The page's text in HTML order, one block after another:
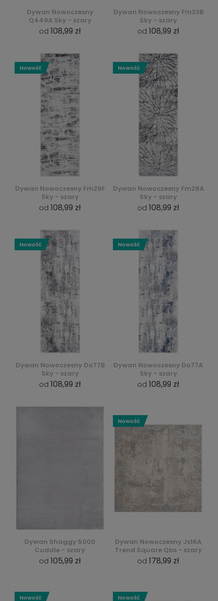
Dywan Nowoczesny
Q449A Sky - szary
od 108,99 zł
Dywan Nowoczesny Fm33B
Sky - szary
od 108,99 zł
Dywan Nowoczesny Fm29F
Sky - szary
od 108,99 zł
Nowość
Dywan Nowoczesny Fm28A
Sky - szary
od 108,99 zł
Nowość
Dywan Nowoczesny Do77B
Sky - szary
od 108,99 zł
Nowość
Dywan Nowoczesny Do77A
Sky - szary
od 108,99 zł
Nowość
Dywan Shaggy 5000
Cuddle - szary
od 105,99 zł
Dywan Nowoczesny Js16A
Trend Square Qbs - szary
od 178,99 zł
Nowość
Nowość Nowość